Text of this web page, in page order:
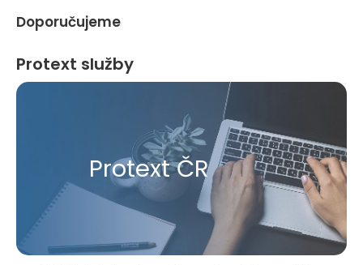
Doporučujeme
Protext služby
Protext ČR